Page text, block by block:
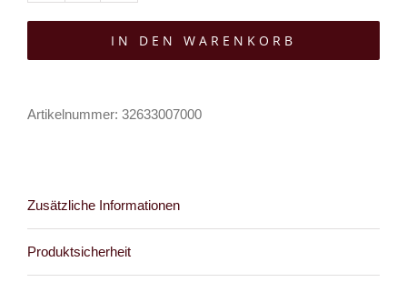
Schultertasche
Bloodspire
IN DEN WARENKORB
Artikelnummer: 32633007000
Zusätzliche Informationen
Produktsicherheit